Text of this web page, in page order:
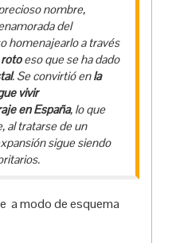
nombre,
del
homenajearlo a través
eso que se ha dado
. Se convirtió enla
vivir
en España, lo que
al tratarse de un
sigue siendo
a modo de esquema